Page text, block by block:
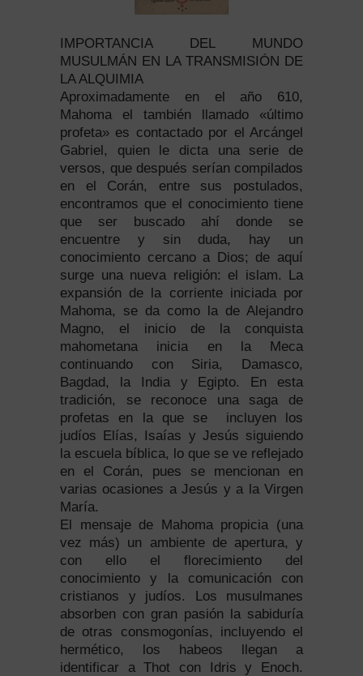
IMPORTANCIA DEL MUNDO
MUSULMÁN EN LA TRANSMISIÓN DE
LA ALQUIMIA
Aproximadamente en el año 610,
Mahoma el también llamado «último
profeta» es contactado por el Arcángel
Gabriel, quien le dicta una serie de
versos, que después serían compilados
en el Corán, entre sus postulados,
encontramos que el conocimiento tiene
que ser buscado ahí donde se
encuentre y sin duda, hay un
conocimiento cercano a Dios; de aquí
surge una nueva religión: el islam. La
expansión de la corriente iniciada por
Mahoma, se da como la de Alejandro
Magno, el inicio de la conquista
mahometana inicia en la Meca
continuando con Siria, Damasco,
Bagdad, la India y Egipto. En esta
tradición, se reconoce una saga de
profetas en la que se incluyen los
judíos Elías, Isaías y Jesús siguiendo
la escuela bíblica, lo que se ve reflejado
en el Corán, pues se mencionan en
varias ocasiones a Jesús y a la Virgen
María.
El mensaje de Mahoma propicia (una
vez más) un ambiente de apertura, y
con ello el florecimiento del
conocimiento y la comunicación con
cristianos y judíos. Los musulmanes
absorben con gran pasión la sabiduría
de otras consmogonías, incluyendo el
hermético, los habeos llegan a
identificar a Thot con Idris y Enoch.